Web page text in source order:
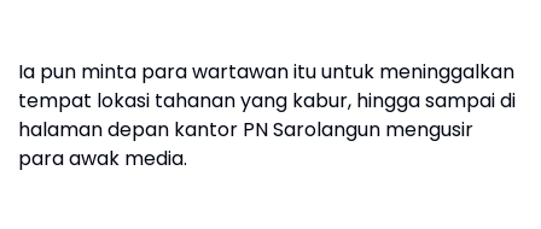
Ia pun minta para wartawan itu untuk meninggalkan
tempat lokasi tahanan yang kabur, hingga sampai di
halaman depan kantor PN Sarolangun mengusir
para awak media.